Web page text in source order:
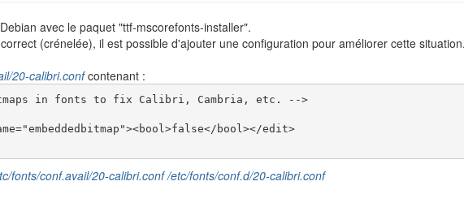
avec le paquet "ttf-mscorefonts-installer".
(crénelée), il est possible d'ajouter une configuration pour améliorer cette
20-calibri.confcontenant :
in fonts to fix Calibri, Cambria, etc. -->
bool></edit>
fonts/conf.avail/20-calibri.conf /etc/fonts/conf.d/20-calibri.conf